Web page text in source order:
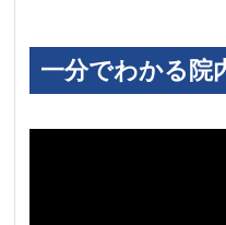
一分でわかる院